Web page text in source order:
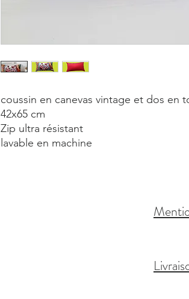
coussin en canevas vintage et dos en
42x65 cm
Zip ultra résistant
lavable en machine